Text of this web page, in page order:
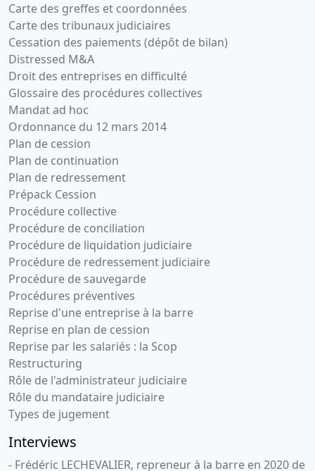
Carte des greffes et coordonnées
Carte des tribunaux judiciaires
Cessation des paiements (dépôt de bilan)
Distressed M&A
Droit des entreprises en difficulté
Glossaire des procédures collectives
Mandat ad hoc
Ordonnance du 12 mars 2014
Plan de cession
Plan de continuation
Plan de redressement
Prépack Cession
Procédure collective
Procédure de conciliation
Procédure de liquidation judiciaire
Procédure de redressement judiciaire
Procédure de sauvegarde
Procédures préventives
Reprise d'une entreprise à la barre
Reprise en plan de cession
Reprise par les salariés : la Scop
Restructuring
Rôle de l'administrateur judiciaire
Rôle du mandataire judiciaire
Types de jugement
Interviews
- Frédéric LECHEVALIER, repreneur à la barre en 2020 de